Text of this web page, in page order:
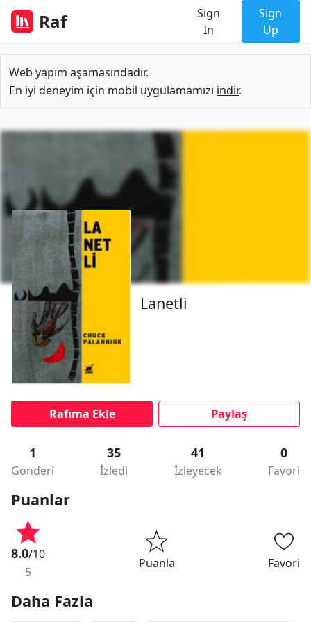
Raf
Sign
In
Sign
Up
Web yapım aşamasındadır.
En iyi deneyim için mobil uygulamamızı indir.
Lanetli
Rafıma Ekle Paylaş
1
Gönderi
35
İzledi
41
İzleyecek
0
Favori
Puanlar
8.0/10
5
Puanla Favori
Daha Fazla